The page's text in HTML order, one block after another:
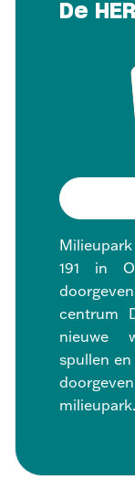
De HER
191 in
centrum
nieuwe
spullen
milieupark.